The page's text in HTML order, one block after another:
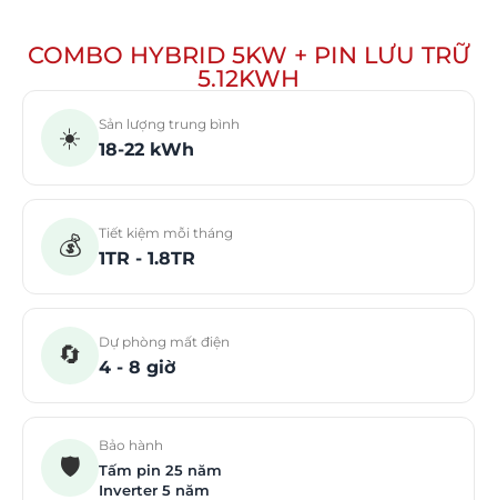
COMBO HYBRID 5KW + PIN LƯU TRỮ
5.12KWH
☀️ Sản lượng trung bình
18-22 kWh
💰 Tiết kiệm mỗi tháng
1TR - 1.8TR
🔄 Dự phòng mất điện
4 - 8 giờ
🛡️
Bảo hành
Tấm pin 25 năm
Inverter 5 năm